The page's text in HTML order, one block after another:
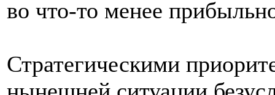
во что-то менее
Стратегическими